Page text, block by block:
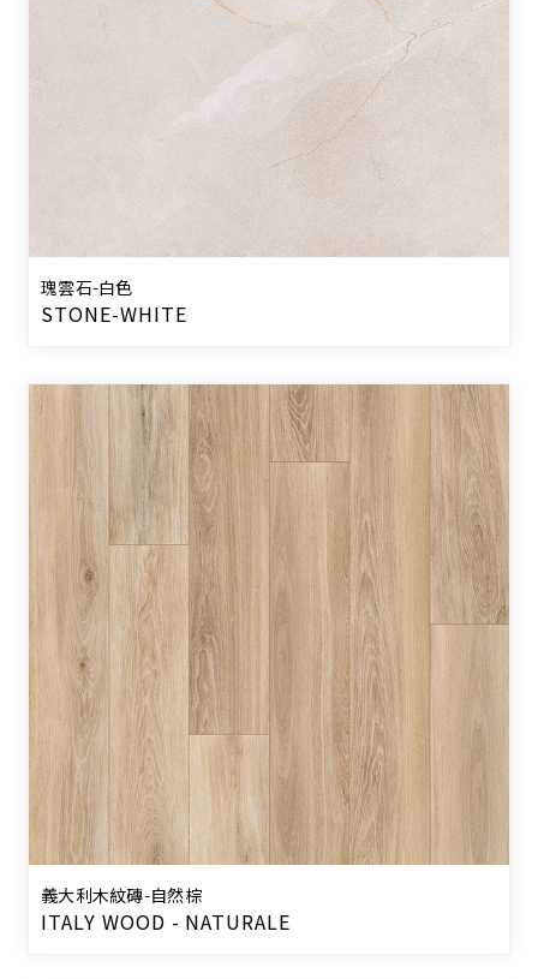
瑰雲石-白色
STONE-WHITE
義大利木紋磚-自然棕
ITALY WOOD - NATURALE